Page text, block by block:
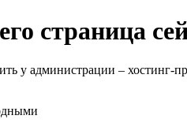
страница
у администрации – хостинг-